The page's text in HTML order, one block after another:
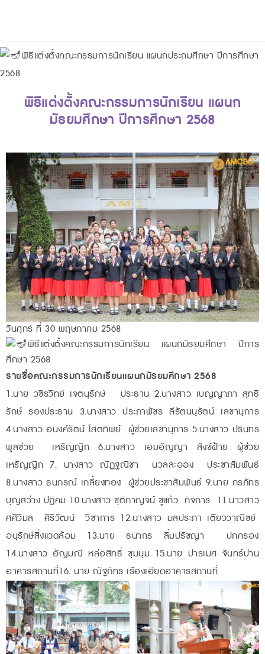
พิธีแต่งตั้งคณะกรรมการนักเรียน แผนกประถมศึกษา ปีการศึกษา
2568
พิธีแต่งตั้งคณะกรรมการนักเรียน แผนก
มัธยมศึกษา ปีการศึกษา 2568
วันศุกร์ ที่ 30 พฤษภาคม 2568
พิธีแต่งตั้งคณะกรรมการนักเรียน แผนกมัธยมศึกษา ปีการ
ศึกษา 2568
รายชื่อคณะกรรมการนักเรียนแผนกมัธยมศึกษา 2568
1.นาย วชิรวิทย์ เจตนุรักษ์ ประธาน 2.นางสาว เบญญาภา สุทธิ
รักษ์ รองประธาน 3.นางสาว ประภาพัชร ลีรัตนนุรัตน์ เลขานุการ
4.นางสาว อนงค์รัตน์ โสตทิพย์ ผู้ช่วยเลขานุการ 5.นางสาว ปรินทร
พูลช่วย เหรัญญิก 6.นางสาว เอมอัญญา สังข์ฝ้าย ผู้ช่วย
เหรัญญิก 7. นางสาว ณัฏฐณิชา นวลละออง ประชาสัมพันธ์
8.นางสาว ธนภรณ์ เกลี้ยงทอง ผู้ช่วยประชาสัมพันธ์ 9.นาย กรภัทร
บุญสว่าง ปฏิคม 10.นางสาว ชุติกาญจน์ ชูแก้ว กิจการ 11.นาวสาว
ศศิวิมล ศิริวัฒน์ วิชาการ 12.นางสาว มลประภา เตียววาณิชย์
อนุรักษ์สิ่งแวดล้อม 13.นาย ธนากร ลิ่มปรัชญา ปกครอง
14.นางสาว อัญมณี หล่อสิทธิ์ ชุมนุม 15.นาย ปารเมศ จันทร์ปาน
อาคารสถานที่16. นาย ณัฐภัทร เรืองเอียดอาคารสถานที่